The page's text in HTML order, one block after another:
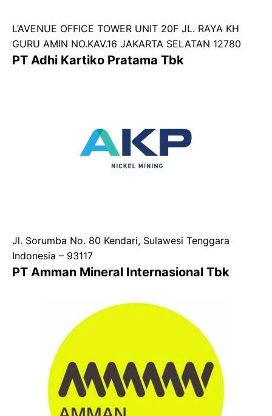
L’AVENUE OFFICE TOWER UNIT 20F JL. RAYA KH
GURU AMIN NO.KAV.16 JAKARTA SELATAN 12780
PT Adhi Kartiko Pratama Tbk
Jl. Sorumba No. 80 Kendari, Sulawesi Tenggara
Indonesia – 93117
PT Amman Mineral Internasional Tbk